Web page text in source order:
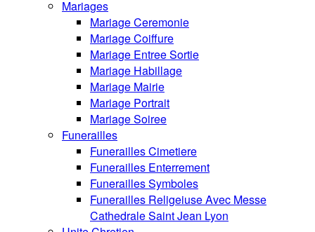
Mariages
Mariage Ceremonie
Mariage Coiffure
Mariage Entree Sortie
Mariage Habillage
Mariage Mairie
Mariage Portrait
Mariage Soiree
Funerailles
Funerailles Cimetiere
Funerailles Enterrement
Funerailles Symboles
Funerailles Religeiuse Avec Messe
Cathedrale Saint Jean Lyon